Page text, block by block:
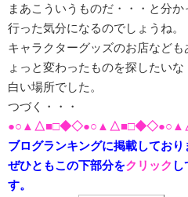
まあこういうものだ・・・と分
行った気分になるのでしょうね。
キャラクターグッズのお店など
ょっと変わったものを探したい
白い場所でした。
つづく・・・
ブログランキングに掲載しており
ぜひともこの下部分をクリック
す。